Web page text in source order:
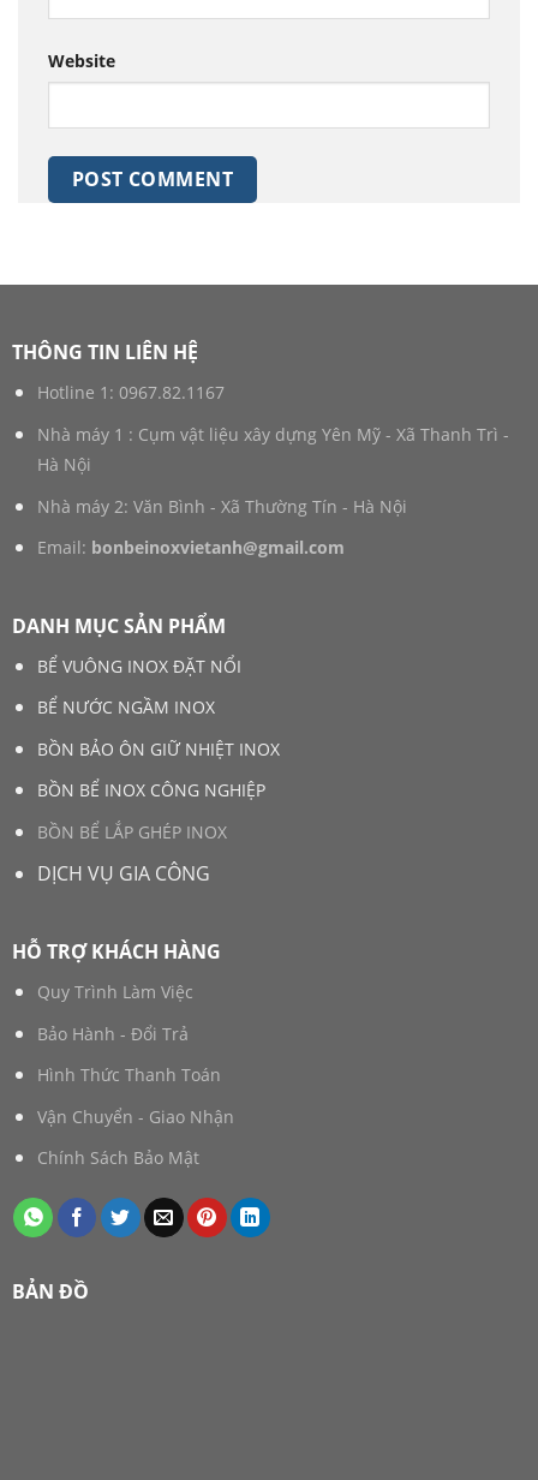
Website
THÔNG TIN LIÊN HỆ
Hotline 1: 0967.82.1167
Nhà máy 1 : Cụm vật liệu xây dựng Yên Mỹ - Xã Thanh Trì -
Hà Nội
Nhà máy 2: Văn Bình - Xã Thường Tín - Hà Nội
Email: bonbeinoxvietanh@gmail.com
DANH MỤC SẢN PHẨM
BỂ VUÔNG INOX ĐẶT NỔI
BỂ NƯỚC NGẦM INOX
BỒN BẢO ÔN GIỮ NHIỆT INOX
BỒN BỂ INOX CÔNG NGHIỆP
BỒN BỂ LẮP GHÉP INOX
DỊCH VỤ GIA CÔNG
HỖ TRỢ KHÁCH HÀNG
Quy Trình Làm Việc
Bảo Hành - Đổi Trả
Hình Thức Thanh Toán
Vận Chuyển - Giao Nhận
Chính Sách Bảo Mật
BẢN ĐỒ